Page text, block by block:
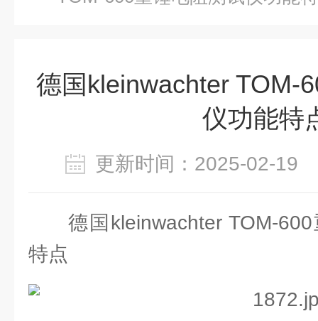
德国kleinwachter TOM-
仪功能特
更新时间：2025-02-
德国kleinwachter TOM-
特点